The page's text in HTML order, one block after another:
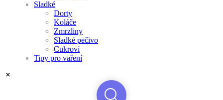
Sladké
Dorty
Koláče
Zmrzliny
Sladké pečivo
Cukroví
Tipy pro vaření